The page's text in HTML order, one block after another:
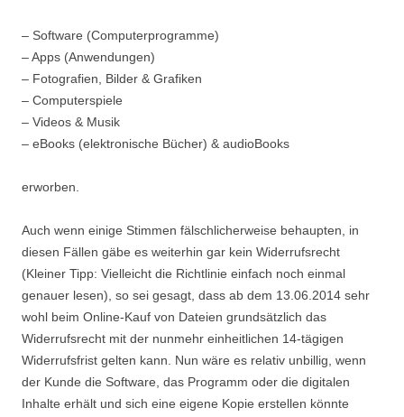
– Software (Computerprogramme)
– Apps (Anwendungen)
– Fotografien, Bilder & Grafiken
– Computerspiele
– Videos & Musik
– eBooks (elektronische Bücher) & audioBooks
erworben.
Auch wenn einige Stimmen fälschlicherweise behaupten, in
diesen Fällen gäbe es weiterhin gar kein Widerrufsrecht
(Kleiner Tipp: Vielleicht die Richtlinie einfach noch einmal
genauer lesen), so sei gesagt, dass ab dem 13.06.2014 sehr
wohl beim Online-Kauf von Dateien grundsätzlich das
Widerrufsrecht mit der nunmehr einheitlichen 14-tägigen
Widerrufsfrist gelten kann. Nun wäre es relativ unbillig, wenn
der Kunde die Software, das Programm oder die digitalen
Inhalte erhält und sich eine eigene Kopie erstellen könnte